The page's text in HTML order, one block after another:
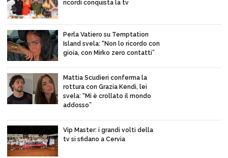
ricordi conquista la tv
Perla Vatiero su Temptation
Island svela: “Non lo ricordo con
gioia, con Mirko zero contatti”
Mattia Scudieri conferma la
rottura con Grazia Kendi, lei
svela: “Mi è crollato il mondo
addosso”
Vip Master: i grandi volti della
tv si sfidano a Cervia